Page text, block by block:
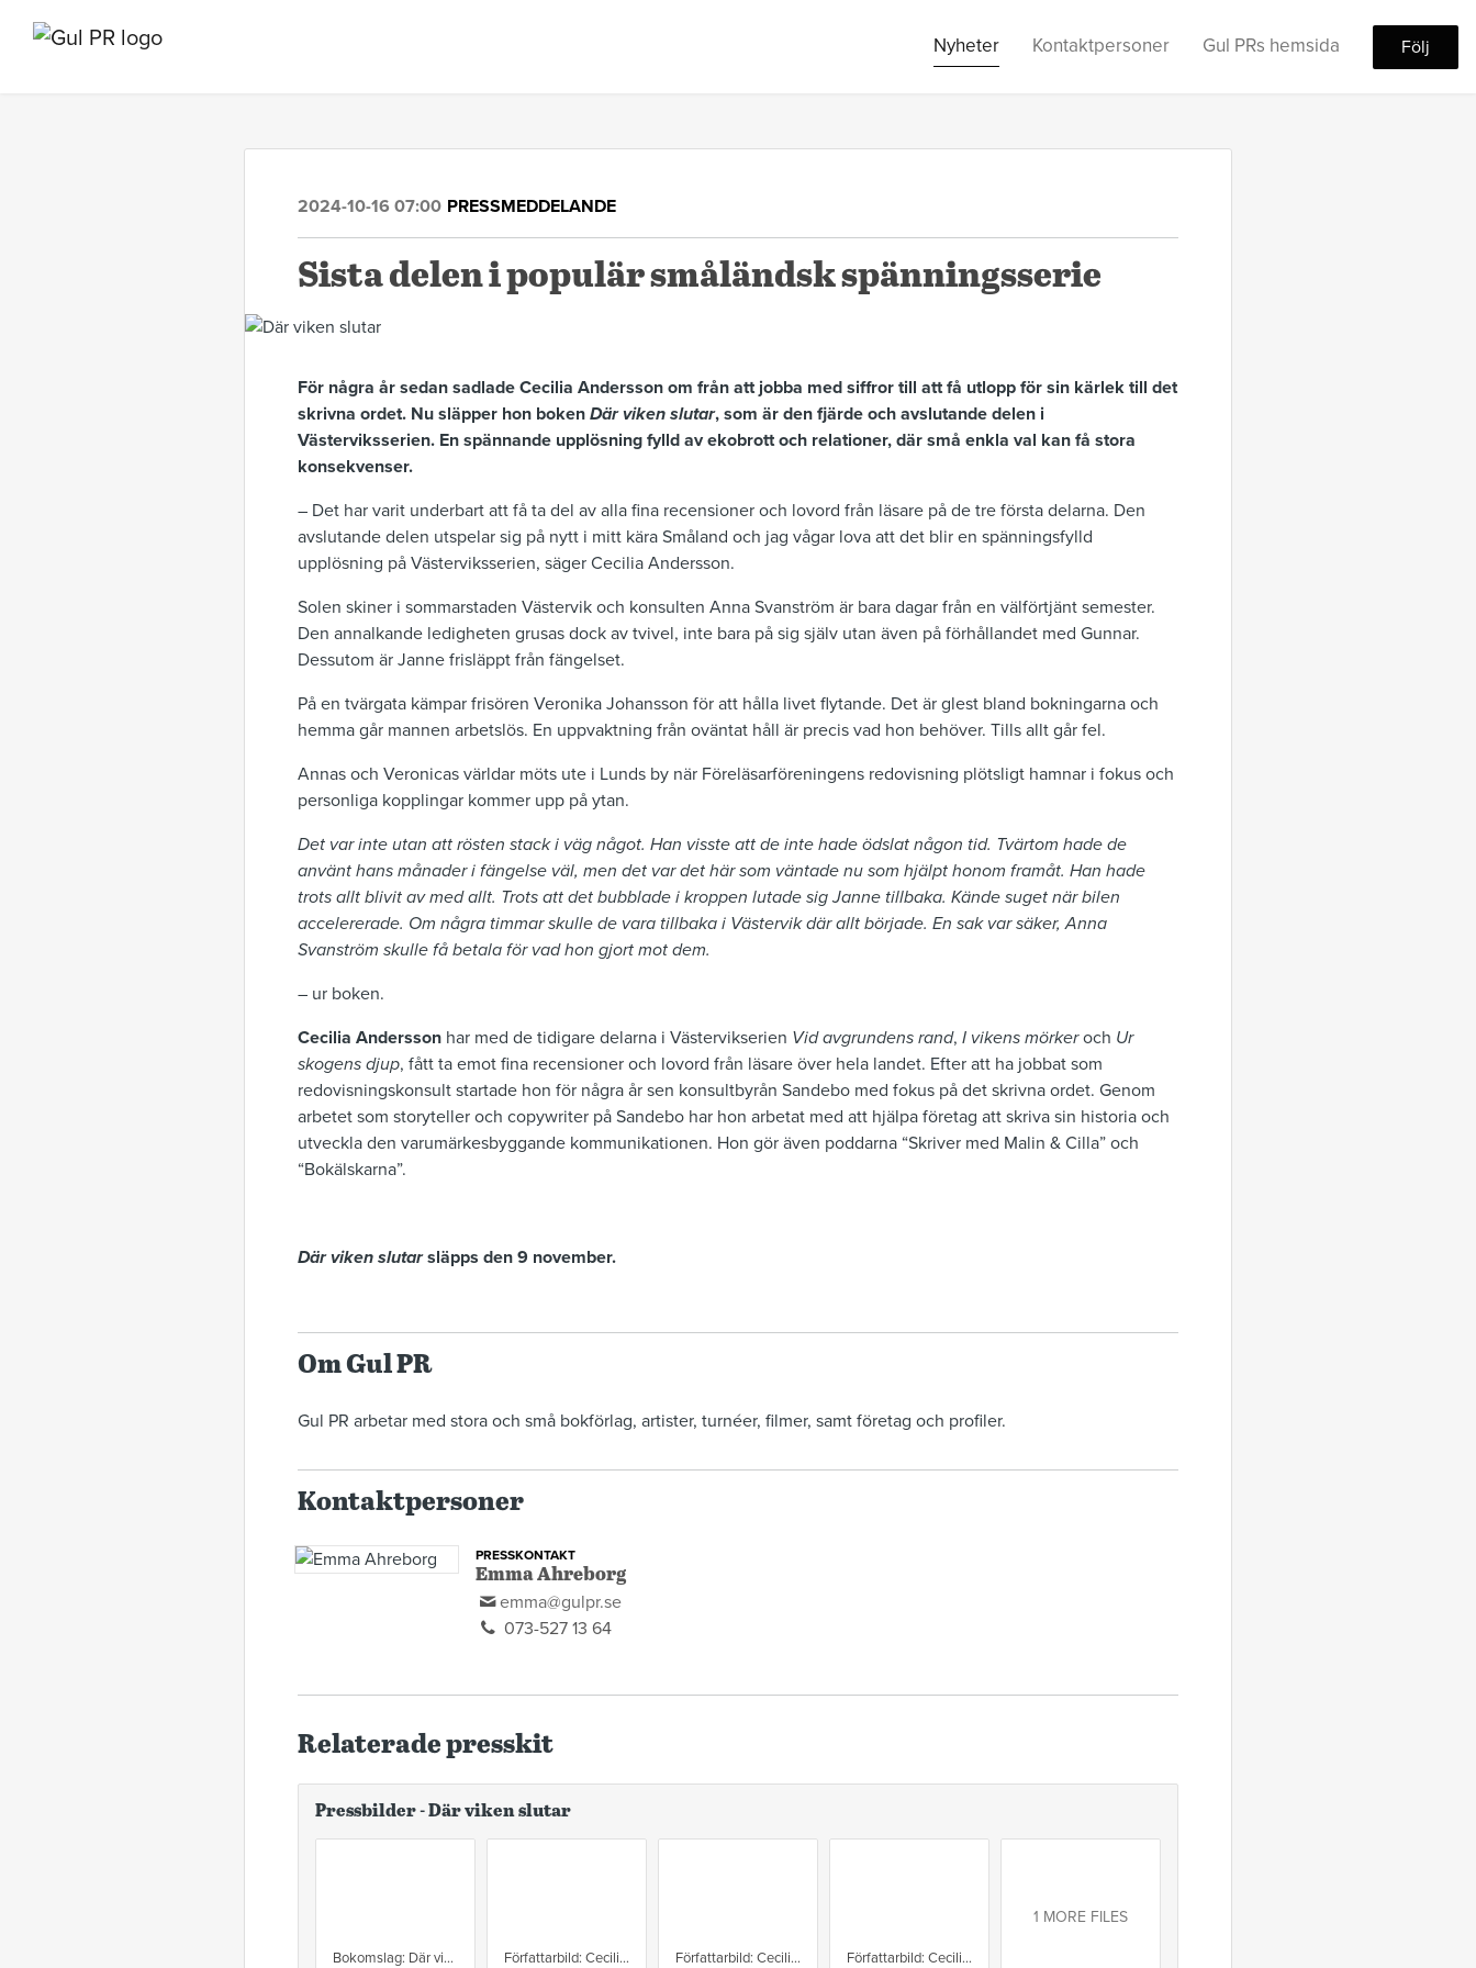
Nyheter Kontaktpersoner Gul PRs hemsida Följ
2024-10-16 07:00 PRESSMEDDELANDE
Sista delen i populär småländsk spänningsserie
För några år sedan sadlade Cecilia Andersson om från att jobba med siffror till att få utlopp för sin kärlek till det
skrivna ordet. Nu släpper hon boken Där viken slutar, som är den fjärde och avslutande delen i
Västerviksserien. En spännande upplösning fylld av ekobrott och relationer, där små enkla val kan få stora
konsekvenser.
– Det har varit underbart att få ta del av alla fina recensioner och lovord från läsare på de tre första delarna. Den
avslutande delen utspelar sig på nytt i mitt kära Småland och jag vågar lova att det blir en spänningsfylld
upplösning på Västerviksserien, säger Cecilia Andersson.
Solen skiner i sommarstaden Västervik och konsulten Anna Svanström är bara dagar från en välförtjänt semester.
Den annalkande ledigheten grusas dock av tvivel, inte bara på sig själv utan även på förhållandet med Gunnar.
Dessutom är Janne frisläppt från fängelset.
På en tvärgata kämpar frisören Veronika Johansson för att hålla livet flytande. Det är glest bland bokningarna och
hemma går mannen arbetslös. En uppvaktning från oväntat håll är precis vad hon behöver. Tills allt går fel.
Annas och Veronicas världar möts ute i Lunds by när Föreläsarföreningens redovisning plötsligt hamnar i fokus och
personliga kopplingar kommer upp på ytan.
Det var inte utan att rösten stack i väg något. Han visste att de inte hade ödslat någon tid. Tvärtom hade de
använt hans månader i fängelse väl, men det var det här som väntade nu som hjälpt honom framåt. Han hade
trots allt blivit av med allt. Trots att det bubblade i kroppen lutade sig Janne tillbaka. Kände suget när bilen
accelererade. Om några timmar skulle de vara tillbaka i Västervik där allt började. En sak var säker, Anna
Svanström skulle få betala för vad hon gjort mot dem.
– ur boken.
Cecilia Andersson har med de tidigare delarna i Västervikserien Vid avgrundens rand, I vikens mörkeroch Ur
skogens djup, fått ta emot fina recensioner och lovord från läsare över hela landet. Efter att ha jobbat som
redovisningskonsult startade hon för några år sen konsultbyrån Sandebo med fokus på det skrivna ordet. Genom
arbetet som storyteller och copywriter på Sandebo har hon arbetat med att hjälpa företag att skriva sin historia och
utveckla den varumärkesbyggande kommunikationen. Hon gör även poddarna “Skriver med Malin & Cilla” och
“Bokälskarna”.
Där viken slutarsläpps den 9 november.
Om Gul PR
Gul PR arbetar med stora och små bokförlag, artister, turnéer, filmer, samt företag och profiler.
Kontaktpersoner
PRESSKONTAKT
Emma Ahreborg
emma@gulpr.se
073-527 13 64
Relaterade presskit
Pressbilder - Där viken slutar
Bokomslag: Där viken slutar Författarbild: Cecilia Andersson Foto: Nathalie Chavez Författarbild: Cecilia Andersson Foto: Nathalie Chavez Författarbild: Cecilia Andersson Foto: Nathalie Chavez
1 MORE FILES